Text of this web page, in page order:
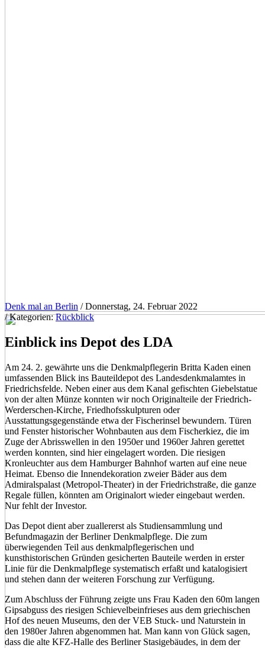
Denk mal an Berlin / Donnerstag, 24. Februar 2022
/ Kategorien:Rückblick
Einblick ins Depot des LDA
Am 24. 2. gewährte uns die Denkmalpflegerin Britta Kaden einen
umfassenden Blick ins Bauteildepot des Landesdenkmalamtes in
Friedrichsfelde. Neben einer aus dem Kanal gefischten Giebelstatue
von der alten Münze konnten wir noch Originalteile der Friedrich-
Werderschen-Kirche, Friedhofsskulpturen oder
Ausstattungsgegenstände etwa der Fischerinsel bewundern. Türen
und Fenster historischer Wohnbauten aus dem Fischerkiez, die im
Zuge der Abrisswellen in den 1950er und 1960er Jahren gerettet
werden konnten, sind hier eingelagert worden. Die riesigen
Kronleuchter aus dem Hamburger Bahnhof warten auf eine neue
Heimat. Ebenso die Innendekoration zweier Bäder aus dem
Admiralspalast (Metropol-Theater) in der Friedrichstraße, die ganze
Regale füllen, könnten am Originalort wieder eingebaut werden.
Nur fehlt der Investor.
Das Depot dient aber zuallererst als Studiensammlung und
Befundmagazin der Berliner Denkmalpflege. Die zum
überwiegenden Teil aus denkmalpflegerischen und
kunsthistorischen Gründen gesicherten Bauteile werden in erster
Linie für die Denkmalpflege systematisch erfaßt und katalogisiert
und stehen dann der weiteren Forschung zur Verfügung.
Zum Abschluss der Führung zeigte uns Frau Kaden den 60m langen
Gipsabguss des riesigen Schievelbeinfrieses aus dem griechischen
Hof des neuen Museums, den der VEB Stuck- und Naturstein in
den 1980er Jahren abgenommen hat. Man kann von Glück sagen,
dass die alte KFZ-Halle des Berliner Stasigebäudes, in dem der